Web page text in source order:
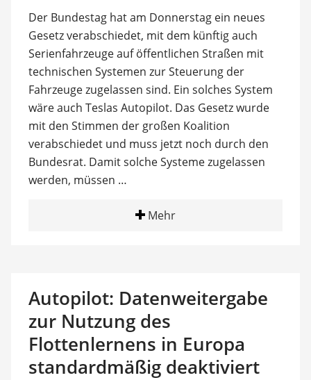
Der Bundestag hat am Donnerstag ein neues
Gesetz verabschiedet, mit dem künftig auch
Serienfahrzeuge auf öffentlichen Straßen mit
technischen Systemen zur Steuerung der
Fahrzeuge zugelassen sind. Ein solches System
wäre auch Teslas Autopilot. Das Gesetz wurde
mit den Stimmen der großen Koalition
verabschiedet und muss jetzt noch durch den
Bundesrat. Damit solche Systeme zugelassen
werden, müssen …
Mehr
Autopilot: Datenweitergabe
zur Nutzung des
Flottenlernens in Europa
standardmäßig deaktiviert